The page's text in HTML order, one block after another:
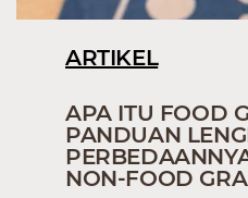
ARTIKEL
APA ITU FOOD
PANDUAN
NON-FOOD